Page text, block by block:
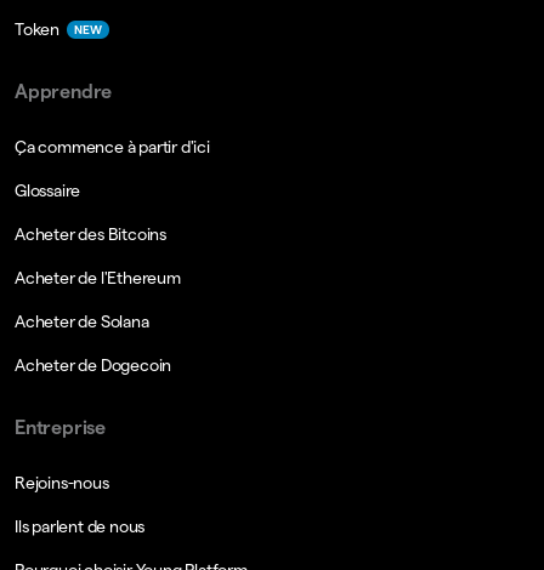
Token NEW
Apprendre
Ça commence à partir d'ici
Glossaire
Acheter des Bitcoins
Acheter de l'Ethereum
Acheter de Solana
Acheter de Dogecoin
Entreprise
Rejoins-nous
Ils parlent de nous